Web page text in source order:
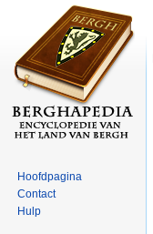
Hoofdpagina
Contact
Hulp